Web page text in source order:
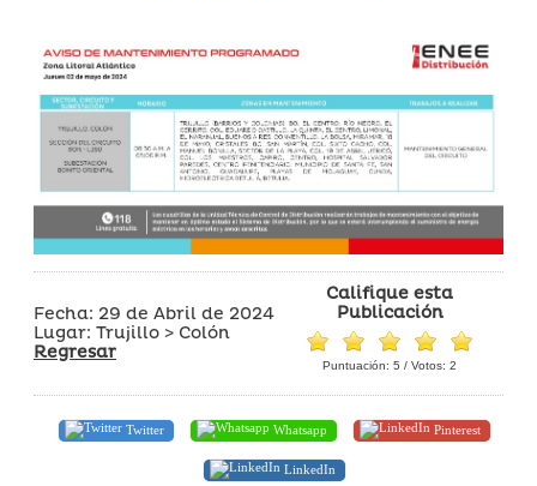
Fecha: 29 de Abril de 2024
Lugar: Trujillo > Colón
Regresar
Califique esta
Publicación
Puntuación: 5 / Votos: 2
Twitter Whatsapp Pinterest
LinkedIn